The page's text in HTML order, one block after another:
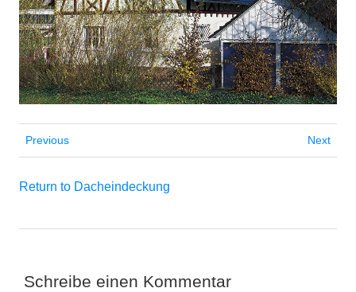
Previous Next
Return to Dacheindeckung
Schreibe einen Kommentar